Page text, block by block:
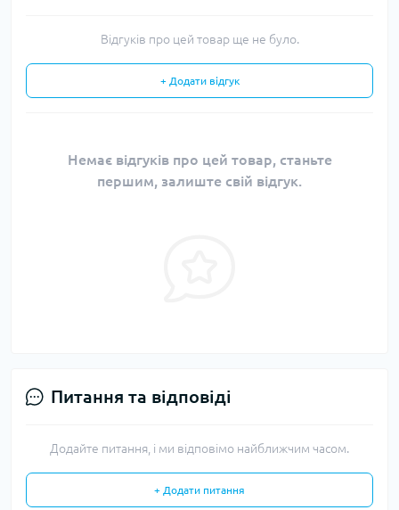
Відгуків про цей товар ще не було.
+ Додати відгук
Немає відгуків про цей товар, станьте
першим, залиште свій відгук.
Питання та відповіді
Додайте питання, і ми відповімо найближчим часом.
+ Додати питання